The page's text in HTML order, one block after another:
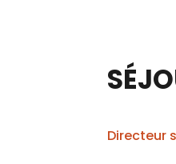
Directeur